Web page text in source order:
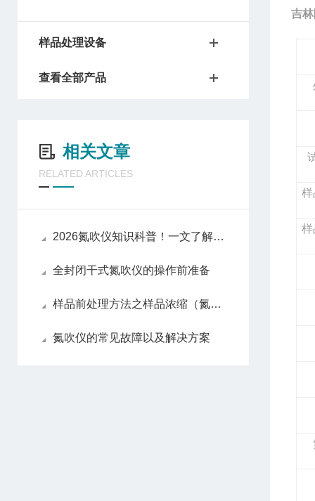
样品处理设备
查看全部产品
相关文章
RELATED ARTICLES
2026氮吹仪知识科普！一文了解原理、操作、维护
全封闭干式氮吹仪的操作前准备
样品前处理方法之样品浓缩（氮吹仪）
氮吹仪的常见故障以及解决方案
吉
样
样